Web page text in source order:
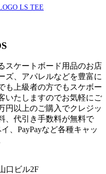
LS TEE
スケートボード用品のお店
ズ、アパレルなどを豊富に
も上級者の方でもスケボー
いたしますのでお気軽にご
円以上のご購入でクレジッ
、代引き手数料が無料で
、PayPayなど各種キャッ
口ビル2F